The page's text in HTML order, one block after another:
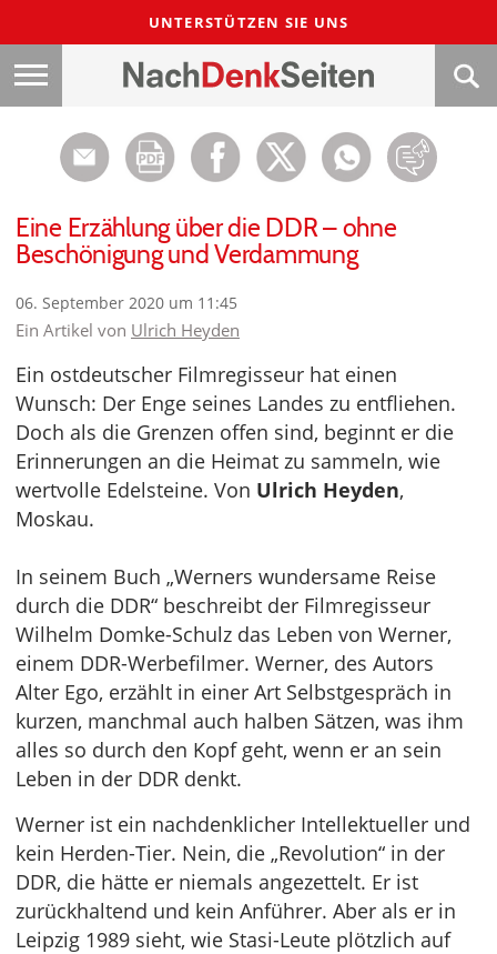
UNTERSTÜTZEN SIE UNS
Eine Erzählung über die DDR – ohne
Beschönigung und Verdammung
06. September 2020 um 11:45
Ein Artikel von Ulrich Heyden
Ein ostdeutscher Filmregisseur hat einen
Wunsch: Der Enge seines Landes zu entfliehen.
Doch als die Grenzen offen sind, beginnt er die
Erinnerungen an die Heimat zu sammeln, wie
wertvolle Edelsteine. Von Ulrich Heyden,
Moskau.
In seinem Buch „Werners wundersame Reise
durch die DDR“ beschreibt der Filmregisseur
Wilhelm Domke-Schulz das Leben von Werner,
einem DDR-Werbefilmer. Werner, des Autors
Alter Ego, erzählt in einer Art Selbstgespräch in
kurzen, manchmal auch halben Sätzen, was ihm
alles so durch den Kopf geht, wenn er an sein
Leben in der DDR denkt.
Werner ist ein nachdenklicher Intellektueller und
kein Herden-Tier. Nein, die „Revolution“ in der
DDR, die hätte er niemals angezettelt. Er ist
zurückhaltend und kein Anführer. Aber als er in
Leipzig 1989 sieht, wie Stasi-Leute plötzlich auf